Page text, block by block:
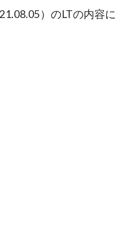
）のLTの内容に